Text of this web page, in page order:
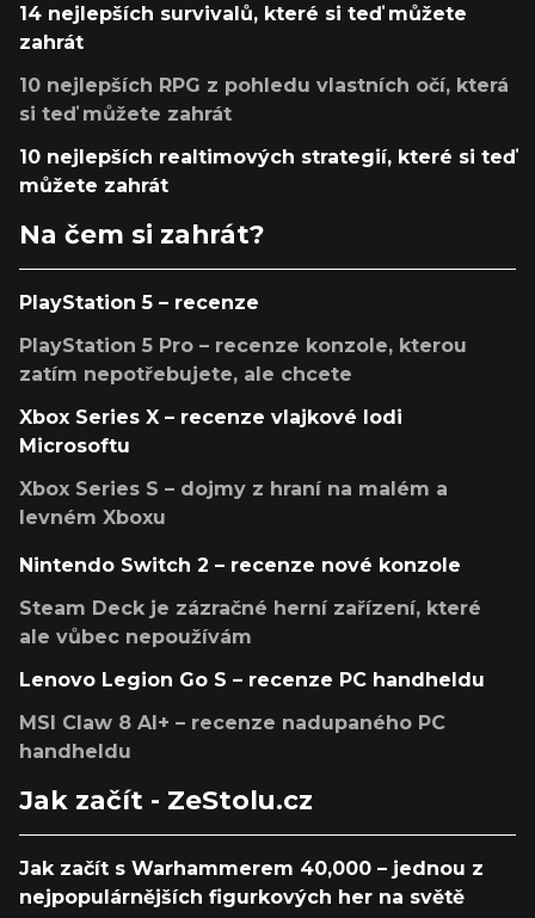
14 nejlepších survivalů, které si teď můžete
zahrát
10 nejlepších RPG z pohledu vlastních očí, která
si teď můžete zahrát
10 nejlepších realtimových strategií, které si teď
můžete zahrát
Na čem si zahrát?
PlayStation 5 – recenze
PlayStation 5 Pro – recenze konzole, kterou
zatím nepotřebujete, ale chcete
Xbox Series X – recenze vlajkové lodi
Microsoftu
Xbox Series S – dojmy z hraní na malém a
levném Xboxu
Nintendo Switch 2 – recenze nové konzole
Steam Deck je zázračné herní zařízení, které
ale vůbec nepoužívám
Lenovo Legion Go S – recenze PC handheldu
MSI Claw 8 AI+ – recenze nadupaného PC
handheldu
Jak začít - ZeStolu.cz
Jak začít s Warhammerem 40,000 – jednou z
nejpopulárnějších figurkových her na světě